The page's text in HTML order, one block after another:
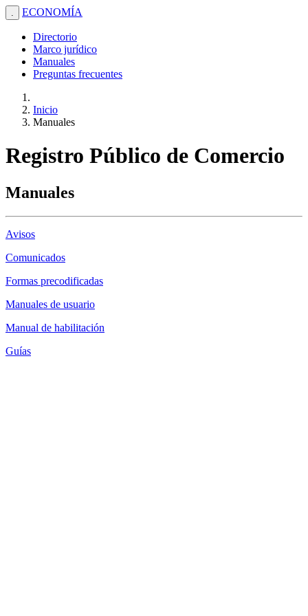
. ECONOMÍA
Directorio
Marco jurídico
Manuales
Preguntas frecuentes
Inicio
Manuales
Registro Público de Comercio
Manuales
Avisos
Comunicados
Formas precodificadas
Manuales de usuario
Manual de habilitación
Guías